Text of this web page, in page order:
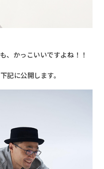
、かっこいいですよね！！
記に公開します。